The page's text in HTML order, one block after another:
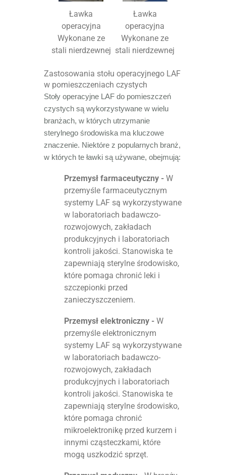
Ławka
operacyjna
Wykonane ze
stali nierdzewnej
Ławka
operacyjna
Wykonane ze
stali nierdzewnej
Zastosowania stołu operacyjnego LAF
w pomieszczeniach czystych
Stoły operacyjne LAF do pomieszczeń
czystych są wykorzystywane w wielu
branżach, w których utrzymanie
sterylnego środowiska ma kluczowe
znaczenie. Niektóre z popularnych branż,
w których te ławki są używane, obejmują:
Przemysł farmaceutyczny -W
przemyśle farmaceutycznym
systemy LAF są wykorzystywane
w laboratoriach badawczo-
rozwojowych, zakładach
produkcyjnych i laboratoriach
kontroli jakości. Stanowiska te
zapewniają sterylne środowisko,
które pomaga chronić leki i
szczepionki przed
zanieczyszczeniem.
Przemysł elektroniczny -W
przemyśle elektronicznym
systemy LAF są wykorzystywane
w laboratoriach badawczo-
rozwojowych, zakładach
produkcyjnych i laboratoriach
kontroli jakości. Stanowiska te
zapewniają sterylne środowisko,
które pomaga chronić
mikroelektronikę przed kurzem i
innymi cząsteczkami, które
mogą uszkodzić sprzęt.